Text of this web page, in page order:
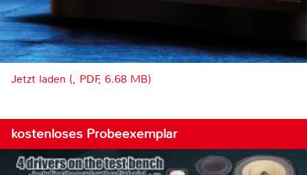
Jetzt laden (, PDF, 6.68 MB)
kostenloses Probeexemplar